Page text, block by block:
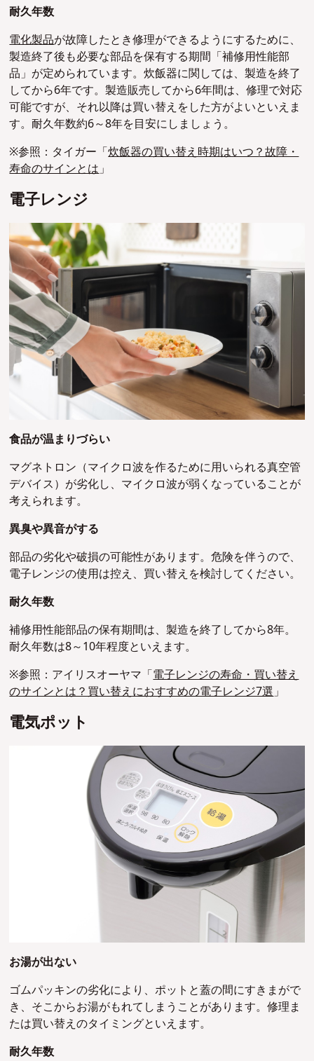
耐久年数
電化製品が故障したとき修理ができるようにするために、
製造終了後も必要な部品を保有する期間「補修用性能部
品」が定められています。炊飯器に関しては、製造を終了
してから6年です。製造販売してから6年間は、修理で対応
可能ですが、それ以降は買い替えをした方がよいといえま
す。耐久年数約6～8年を目安にしましょう。
※参照：タイガー「炊飯器の買い替え時期はいつ？故障・
寿命のサインとは」
電子レンジ
食品が温まりづらい
マグネトロン（マイクロ波を作るために用いられる真空管
デバイス）が劣化し、マイクロ波が弱くなっていることが
考えられます。
異臭や異音がする
部品の劣化や破損の可能性があります。危険を伴うので、
電子レンジの使用は控え、買い替えを検討してください。
耐久年数
補修用性能部品の保有期間は、製造を終了してから8年。
耐久年数は8～10年程度といえます。
※参照：アイリスオーヤマ「電子レンジの寿命・買い替え
のサインとは？買い替えにおすすめの電子レンジ7選」
電気ポット
お湯が出ない
ゴムパッキンの劣化により、ポットと蓋の間にすきまがで
き、そこからお湯がもれてしまうことがあります。修理ま
たは買い替えのタイミングといえます。
耐久年数